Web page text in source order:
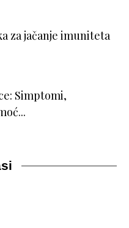
za jačanje imuniteta
Simptomi,